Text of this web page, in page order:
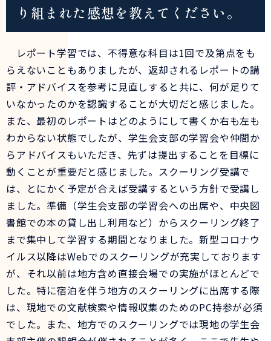
り組まれた感想を教えてください。
レポート学習では、不得意な科目は1回で及第点をも
らえないこともありましたが、返却されるレポートの講
評・アドバイスを参考に見直しすると共に、何が足りて
いなかったのかを認識することが大切だと感じました。
また、最初のレポートはどのようにして書くか右も左も
わからない状態でしたが、学生会支部の学習会や仲間か
らアドバイスもいただき、先ずは提出することを目標に
動くことが重要だと感じました。スクーリング受講で
は、とにかく予定が合えば受講するという方針で受講し
ました。準備（学生会支部の学習会への出席や、中央図
書館での本の貸し出し利用など）からスクーリング終了
まで集中して学習する期間となりました。新型コロナウ
イルス以降はWebでのスクーリングが充実しております
が、それ以前は地方含め直接会場での実施がほとんどで
した。特に宿泊を伴う地方のスクーリングに出席する際
は、現地での文献検索や情報収集のためのPC持参が必須
でした。また、地方でのスクーリングでは現地の学生会